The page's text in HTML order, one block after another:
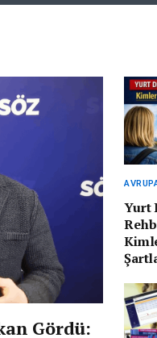
Gördü:
Yurt